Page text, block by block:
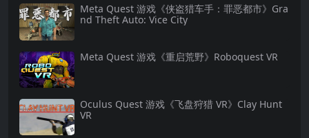
Meta Quest 游戏《侠盗猎车手：罪恶都市》Gra
nd Theft Auto: Vice City
Meta Quest 游戏《重启荒野》Roboquest VR
Oculus Quest 游戏《飞盘狩猎 VR》Clay Hunt
VR